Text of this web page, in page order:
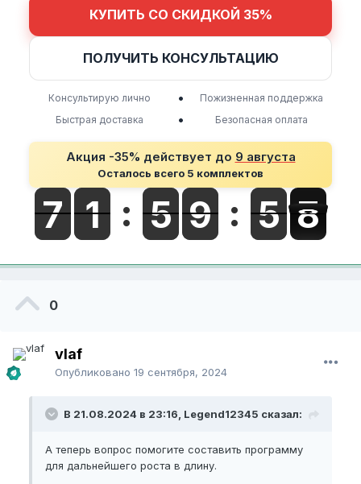
КУПИТЬ СО СКИДКОЙ 35%
ПОЛУЧИТЬ КОНСУЛЬТАЦИЮ
Консультирую лично •
Пожизненная поддержка
Быстрая доставка
• Безопасная оплата
Акция -35% действует до 9 августа
Осталось всего 5 комплектов
0
vlaf
Опубликовано 19 сентября, 2024
В 21.08.2024 в 23:16, Legend12345 сказал:
А теперь вопрос помогите составить программу
для дальнейшего роста в длину.